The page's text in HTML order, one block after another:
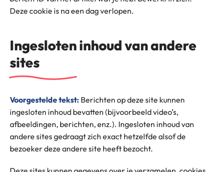
Deze cookie is na een dag verlopen.
Ingesloten inhoud van andere
sites
Voorgestelde tekst: Berichten op deze site kunnen
ingesloten inhoud bevatten (bijvoorbeeld video’s,
afbeeldingen, berichten, enz.). Ingesloten inhoud van
andere sites gedraagt zich exact hetzelfde alsof de
bezoeker deze andere site heeft bezocht.